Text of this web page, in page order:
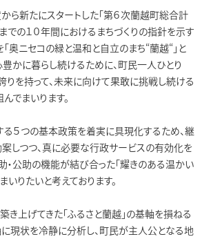
ら新たにスタートした「第６次蘭越町総合計
での１０年間におけるまちづくりの指針を示す
奥ニセコの緑と温和と自立のまち“蘭越“」と
豊かに暮らし続けるために、町民一人ひとり
りを持って、未来に向けて果敢に挑戦し続ける
んでまいります。
る５つの基本政策を着実に具現化するため、継
しつつ、真に必要な行政サービスの有効化を
・公助の機能が結び合った「耀きのある温かい
いりたいと考えております。
上げてきた「ふるさと蘭越」の基軸を損ねる
に現状を冷静に分析し、町民が主人公となる地